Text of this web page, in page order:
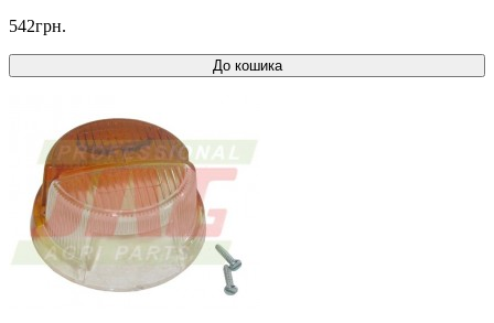
542грн.
До кошика